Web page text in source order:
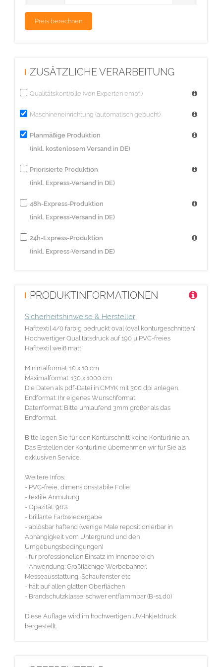
ZUSÄTZLICHE VERARBEITUNG
Qualitätskontrolle (von Experten empf.)
Maschineneinrichtung (automatisch gebucht)
Planmäßige Produktion
(inkl. kostenlosem Versand in DE)
Priorisierte Produktion
(inkl. Express-Versand in DE)
48h-Express-Produktion
(inkl. Express-Versand in DE)
24h-Express-Produktion
(inkl. Express-Versand in DE)
PRODUKTINFORMATIONEN
Sicherheitshinweise & Hersteller
Hafttextil 4/0 farbig bedruckt oval (oval konturgeschnitten)
Hochwertiger Qualitätsdruck auf 190 µ PVC-freies
Hafttextil weiß matt
Minimalformat: 10 x 10 cm
Maximalformat: 130 x 1000 cm
Die Daten als pdf-Datei in CMYK mit 300 dpi anlegen.
Endformat: Ihr eigenes Wunschformat
Datenformat: Bitte umlaufend 3mm größer als das
Endformat.
Bitte legen Sie für den Konturschnitt keine Konturlinie an.
Das Erstellen der Konturlinie übernehmen wir für Sie als
exklusiven Service.
Weitere Infos:
- PVC-freie, dimensionsstabile Folie
- textile Anmutung
- Opazität: 96%
- brillante Farbwiedergabe
- ablösbar haftend (wenige Male repositionierbar in
Abhängigkeit vom Untergrund und den
Umgebungsbedingungen)
- für professionellen Einsatz im Innenbereich
- Anwendung: Großflächige Werbebanner,
Messeausstattung, Schaufenster etc
- hält auf allen glatten Oberflächen
- Brandschutzklasse: schwer entflammbar (B-s1,d0)
Diese Auflage wird im hochwertigen UV-Inkjetdruck
hergestellt.